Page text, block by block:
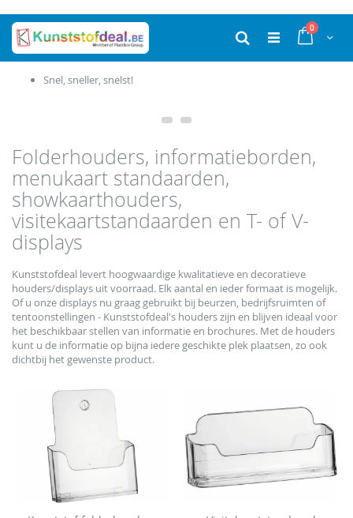
Ga
naar
inhoud
Cart
0
Zoek
Productie in eigen huis
Folderhouders, informatieborden,
menukaart standaarden,
showkaarthouders,
visitekaartstandaarden en T- of V-
displays
Kunststofdeal levert hoogwaardige kwalitatieve en decoratieve
houders/displays uit voorraad. Elk aantal en ieder formaat is mogelijk.
Of u onze displays nu graag gebruikt bij beurzen, bedrijfsruimten of
tentoonstellingen - Kunststofdeal's houders zijn en blijven ideaal voor
het beschikbaar stellen van informatie en brochures. Met de houders
kunt u de informatie op bijna iedere geschikte plek plaatsen, zo ook
dichtbij het gewenste product.